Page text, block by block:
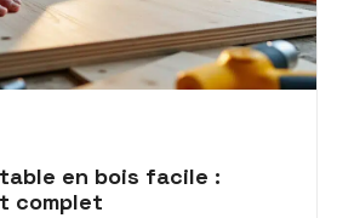
en bois facile :
complet